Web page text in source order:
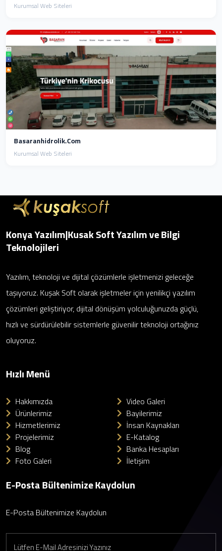
Kurumsal Web Siteleri
Basaranhidrolik.com
Kurumsal Web Siteleri
Konya Yazılım|Kusak Soft Yazılım ve Bilgi
Teknolojileri
Yazılım, teknoloji ve dijital çözümlerle işletmenizi geleceğe
taşıyoruz. Kuşak Soft olarak işletmeler için yenilikçi yazılım
çözümleri geliştiriyor, dijital dönüşüm yolculuğunuzda güçlü,
hızlı ve sürdürülebilir sistemlerle güvenilir teknoloji ortağınız
oluyoruz.
Hızlı Menü
Hakkımızda
Ürünlerimiz
Hizmetlerimiz
Projelerimiz
Blog
Foto Galeri
Video Galeri
Bayilerimiz
İnsan Kaynakları
E-Katalog
Banka Hesapları
İletişim
E-Posta Bültenimize Kaydolun
E-Posta Bültenimize Kaydolun